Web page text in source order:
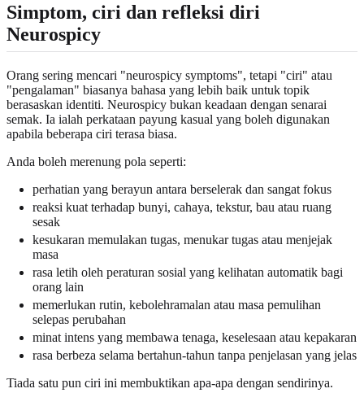
Simptom, ciri dan refleksi diri
Neurospicy
Orang sering mencari "neurospicy symptoms", tetapi "ciri" atau
"pengalaman" biasanya bahasa yang lebih baik untuk topik
berasaskan identiti. Neurospicy bukan keadaan dengan senarai
semak. Ia ialah perkataan payung kasual yang boleh digunakan
apabila beberapa ciri terasa biasa.
Anda boleh merenung pola seperti:
perhatian yang berayun antara berselerak dan sangat fokus
reaksi kuat terhadap bunyi, cahaya, tekstur, bau atau ruang
sesak
kesukaran memulakan tugas, menukar tugas atau menjejak
masa
rasa letih oleh peraturan sosial yang kelihatan automatik bagi
orang lain
memerlukan rutin, kebolehramalan atau masa pemulihan
selepas perubahan
minat intens yang membawa tenaga, keselesaan atau kepakaran
rasa berbeza selama bertahun-tahun tanpa penjelasan yang jelas
Tiada satu pun ciri ini membuktikan apa-apa dengan sendirinya.